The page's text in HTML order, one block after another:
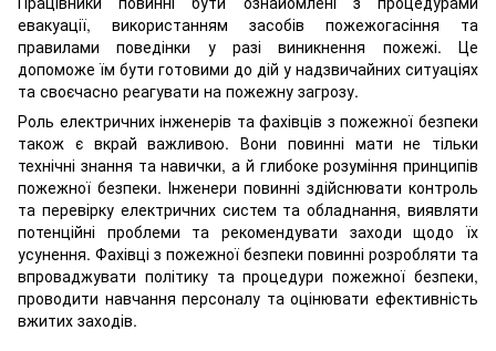
евакуації, використанням засобів пожежогасіння та
правилами поведінки у разі виникнення пожежі. Це
допоможе їм бути готовими до дій у надзвичайних ситуаціях
та своєчасно реагувати на пожежну загрозу.
Роль електричних інженерів та фахівців з пожежної безпеки
також є вкрай важливою. Вони повинні мати не тільки
технічні знання та навички, а й глибоке розуміння принципів
пожежної безпеки. Інженери повинні здійснювати контроль
та перевірку електричних систем та обладнання, виявляти
потенційні проблеми та рекомендувати заходи щодо їх
усунення. Фахівці з пожежної безпеки повинні розробляти та
впроваджувати політику та процедури пожежної безпеки,
проводити навчання персоналу та оцінювати ефективність
вжитих заходів.